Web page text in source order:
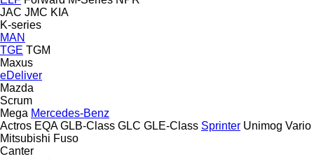
JAC JMC KIA
K-series
MAN
TGE TGM
Maxus
eDeliver
Mazda
Scrum
Mega Mercedes-Benz
Actros EQA GLB-Class GLC GLE-Class Sprinter Unimog Vario
Mitsubishi Fuso
Canter